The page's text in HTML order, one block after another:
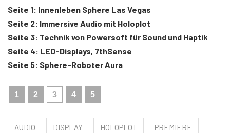
Seite 1: Innenleben Sphere Las Vegas
Seite 2: Immersive Audio mit Holoplot
Seite 3: Technik von Powersoft für Sound und Haptik
Seite 4: LED-Displays, 7thSense
Seite 5: Sphere-Roboter Aura
1 2 3 4 5
AUDIO DISPLAY HOLOPLOT PREMIERE